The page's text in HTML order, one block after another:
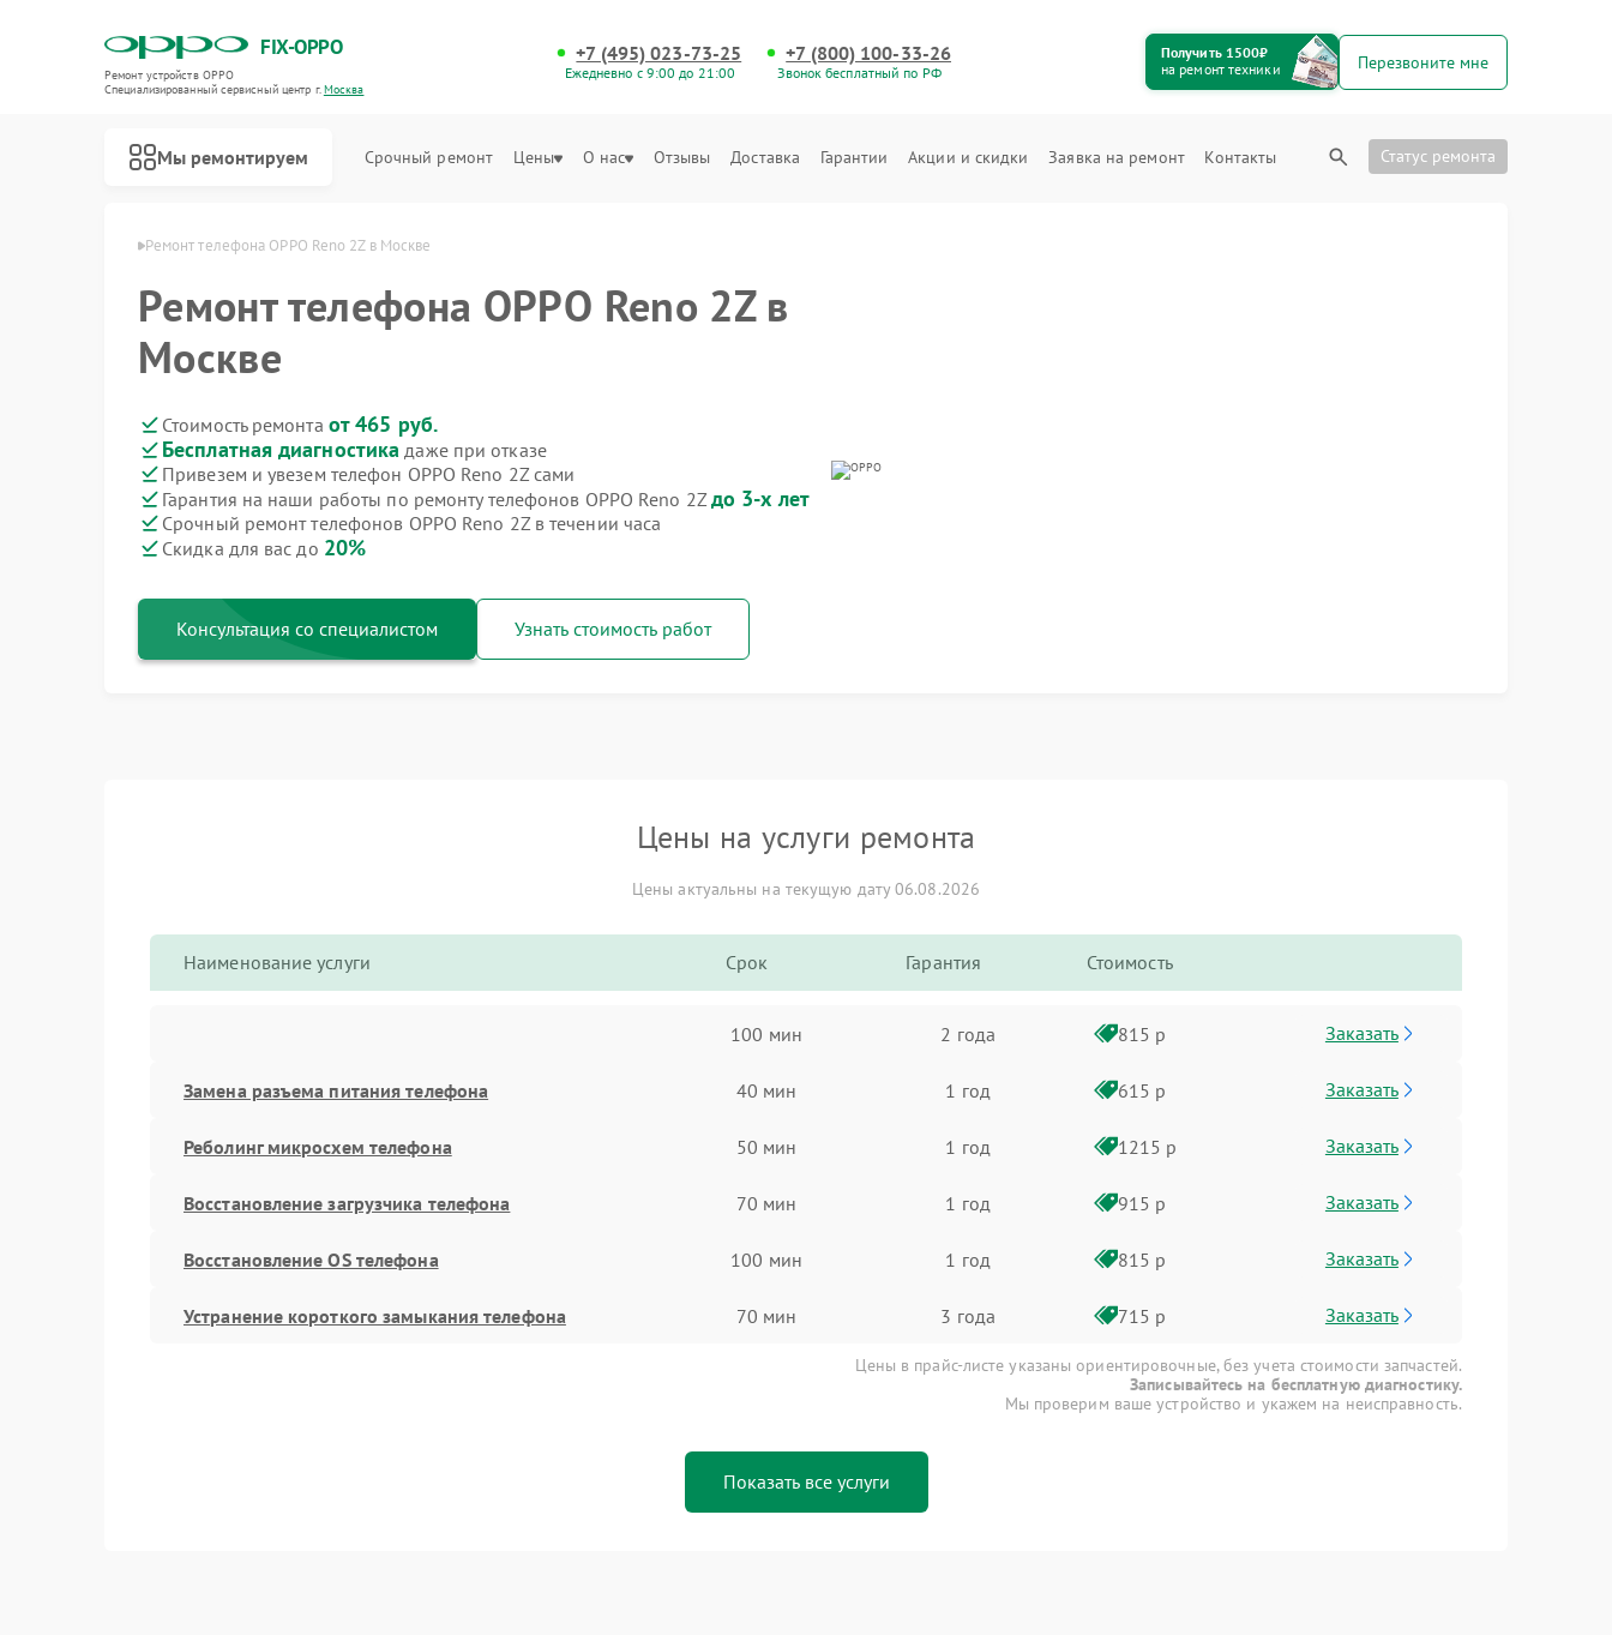
FIX-OPPO
Ремонт устройств OPPO
Специализированный cервисный центр г.Москва
+7 (495) 023-73-25
Ежедневно с 9:00 до 21:00
+7 (800) 100-33-26
Звонок бесплатный по РФ
Получить 1500₽
на ремонт техники
Перезвоните мне
Мы ремонтируем Срочный ремонт Цены О нас Отзывы Доставка Гарантии Акции и скидки Заявка на ремонт Контакты Статус ремонта
Ремонт телефона OPPO Reno 2Z в Москве
Ремонт телефона OPPO Reno 2Z в
Москве
Стоимость ремонта от 465 руб.
Бесплатная диагностика даже при отказе
Привезем и увезем телефон OPPO Reno 2Z сами
Гарантия на наши работы по ремонту телефонов OPPO Reno 2Z до 3-х лет
Срочный ремонт телефонов OPPO Reno 2Z в течении часа
Скидка для вас до 20%
Консультация со специалистом Узнать стоимость работ
Цены на услуги ремонта
Цены актуальны на текущую дату 06.08.2026
Наименование услуги Срок Гарантия Стоимость
100 мин 2 года 815 р Заказать
Замена разъема питания телефона 40 мин 1 год 615 р Заказать
Реболинг микросхем телефона 50 мин 1 год 1215 р Заказать
Восстановление загрузчика телефона 70 мин 1 год 915 р Заказать
Восстановление OS телефона 100 мин 1 год 815 р Заказать
Устранение короткого замыкания телефона 70 мин 3 года 715 р Заказать
Цены в прайс-листе указаны ориентировочные, без учета стоимости запчастей.
Записывайтесь на бесплатную диагностику.
Мы проверим ваше устройство и укажем на неисправность.
Показать все услуги